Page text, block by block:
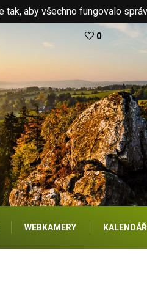
aby všechno fungovalo
0
WEBKAMERY